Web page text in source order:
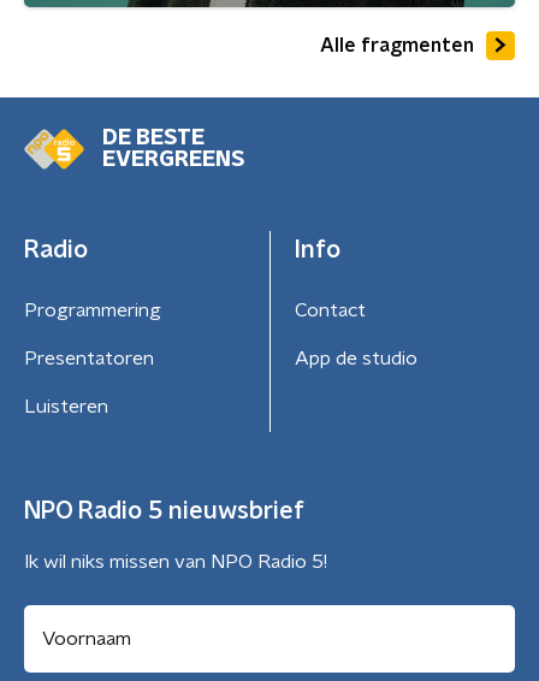
Alle fragmenten
DE BESTE
EVERGREENS
Radio
Programmering
Presentatoren
Luisteren
Info
Contact
App de studio
NPO Radio 5 nieuwsbrief
Ik wil niks missen van NPO Radio 5!